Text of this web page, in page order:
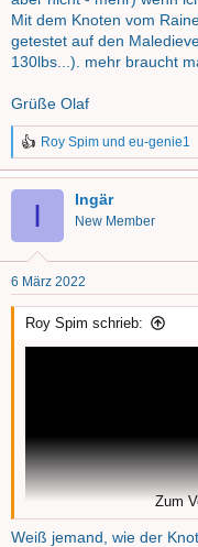
Mit dem Knoten vom
getestet auf den
130lbs...). mehr braucht
Grüße Olaf
R
e
e
n
Roy Spim und eu-genie1
I Ingär
New Member
6 März 2022
Roy Spim schrieb:
Zum
Weiß jemand, wie der